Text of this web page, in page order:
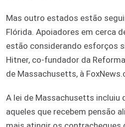
Mas outro estados estão
Flórida. Apoiadores em cerca
estão considerando esforços
Hitner, co-fundador da
de Massachusetts, à
A lei de Massachusetts incluiu
aqueles que recebem pensão